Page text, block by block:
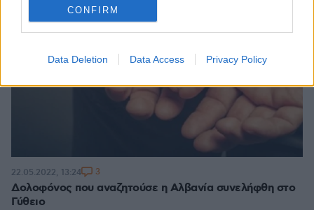
CONFIRM
Data Deletion Data Access Privacy Policy
Δολοφόνος που αναζητούσε η Αλβανία συνελήφθη στο
Γύθειο
22.05.2022, 13:24 3